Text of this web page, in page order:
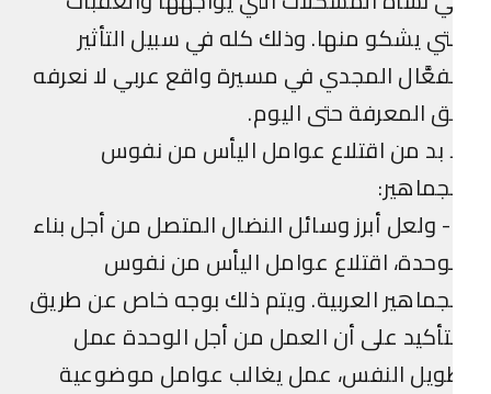
يشكو منها. وذلك كله في سبيل التأثير
المجدي في مسيرة واقع عربي لا نعرفه
المعرفة حتى اليوم.
بد من اقتلاع عوامل اليأس من نفوس
8- ولعل أبرز وسائل النضال المتصل من أجل بناء
اقتلاع عوامل اليأس من نفوس
العربية. ويتم ذلك بوجه خاص عن طريق
على أن العمل من أجل الوحدة عمل
النفس، عمل يغالب عوامل موضوعية